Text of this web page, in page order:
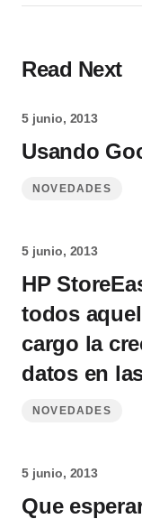
Read Next
5 junio, 2013
Usando
NOVEDADES
5 junio, 2013
HP
todos
cargo la
datos en
NOVEDADES
5 junio, 2013
Que